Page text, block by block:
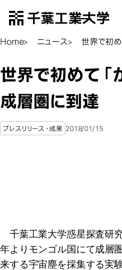
千葉工業大学
Open
Home ニュース 世界で初
世界で初めて「
成層圏に到達
プレスリリース・成果 2018/01/15
千葉工業大学惑星探査研
年よりモンゴル国にて成層
来する宇宙塵を採集する実